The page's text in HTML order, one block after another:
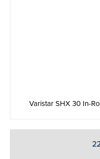
Varistar SHX 30 In-